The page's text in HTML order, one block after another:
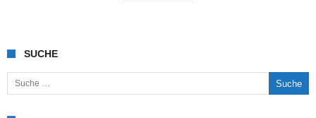
SUCHE
Suche nach: